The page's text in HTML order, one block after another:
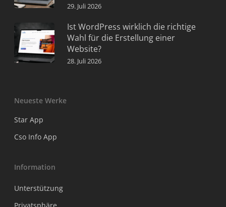
29. Juli 2026
Ist WordPress wirklich die richtige
Wahl für die Erstellung einer
Website?
28. Juli 2026
Neueste Werke
Star App
Cso Info App
Information
Unterstützung